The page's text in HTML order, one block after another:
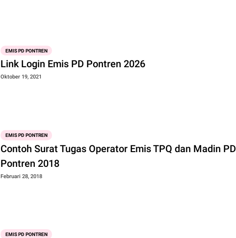
EMIS PD PONTREN
Link Login Emis PD Pontren 2026
Oktober 19, 2021
EMIS PD PONTREN
Contoh Surat Tugas Operator Emis TPQ dan Madin PD
Pontren 2018
Februari 28, 2018
EMIS PD PONTREN